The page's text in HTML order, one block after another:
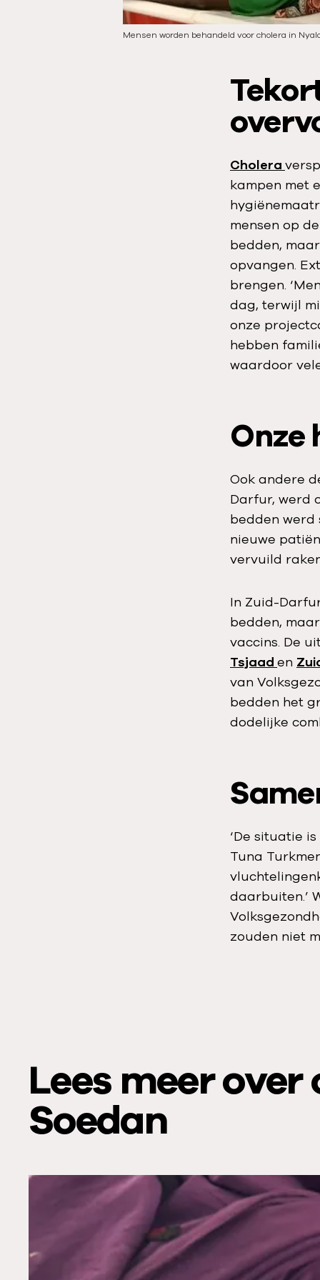
Mensen worden behandeld voor cholera in
Cholera
kampen met
mensen op
bedden,
opvangen.
brengen.
dag, terwijl
onze
hebben
waardoor
Onze
Ook andere
Darfur, werd
bedden werd
nieuwe
vervuild
In Zuid-
bedden,
vaccins. De
Tsjaad en
van
bedden het
dodelijke
‘De situatie
Tuna
daarbuiten.’
zouden niet
Lees meer
Soedan
L
m